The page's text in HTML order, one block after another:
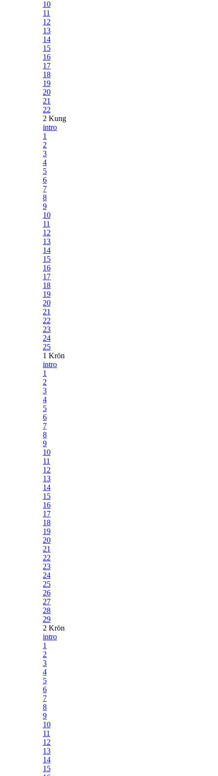
10
11
12
13
14
15
16
17
18
19
20
21
22
2 Kung
intro
1
2
3
4
5
6
7
8
9
10
11
12
13
14
15
16
17
18
19
20
21
22
23
24
25
1 Krön
intro
1
2
3
4
5
6
7
8
9
10
11
12
13
14
15
16
17
18
19
20
21
22
23
24
25
26
27
28
29
2 Krön
intro
1
2
3
4
5
6
7
8
9
10
11
12
13
14
15